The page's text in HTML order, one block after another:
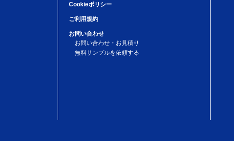
Cookieポリシー
ご利用規約
お問い合わせ
お問い合わせ・お見積り
無料サンプルを依頼する